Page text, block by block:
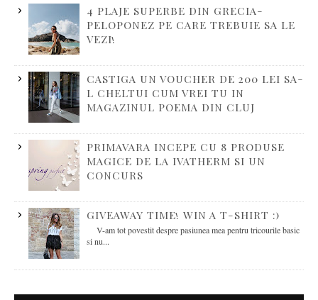
4 PLAJE SUPERBE DIN GRECIA-
PELOPONEZ PE CARE TREBUIE SA LE
VEZI!
CASTIGA UN VOUCHER DE 200 LEI SA-
L CHELTUI CUM VREI TU IN
MAGAZINUL POEMA DIN CLUJ
PRIMAVARA INCEPE CU 8 PRODUSE
MAGICE DE LA IVATHERM SI UN
CONCURS
GIVEAWAY TIME! WIN A T-SHIRT :)
V-am tot povestit despre pasiunea mea pentru tricourile basic
si nu...